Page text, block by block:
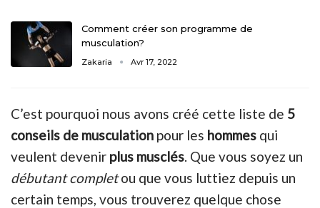
Comment créer son programme de
musculation?
Zakaria Avr 17, 2022
C’est pourquoi nous avons créé cette liste de 5
conseils de musculation pour les hommes qui
veulent devenir plus musclés. Que vous soyez un
débutant completou que vous luttiez depuis un
certain temps, vous trouverez quelque chose